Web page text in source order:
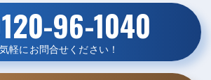
96-1040
軽にお問合せください！